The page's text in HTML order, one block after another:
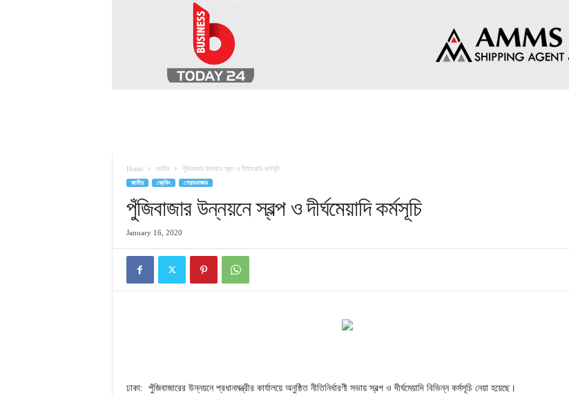
Home জাতীয় পুঁজিবাজার উন্নয়নে স্বল্প ও দীর্ঘমেয়াদি কর্মসূচি
জাতীয় ব্রেকিং শেয়ারবাজার
পুঁজিবাজার উন্নয়নে স্বল্প ও দীর্ঘমেয়াদি কর্মসূচি
January 16, 2020
ঢাকা: পুঁজিবাজারের উন্নয়নে প্রধানমন্ত্রীর কার্যালয়ে অনুষ্ঠিত নীতিনির্ধারণী সভায় স্বল্প ও দীর্ঘমেয়াদি বিভিন্ন কর্মসূচি নেয়া হয়েছে।